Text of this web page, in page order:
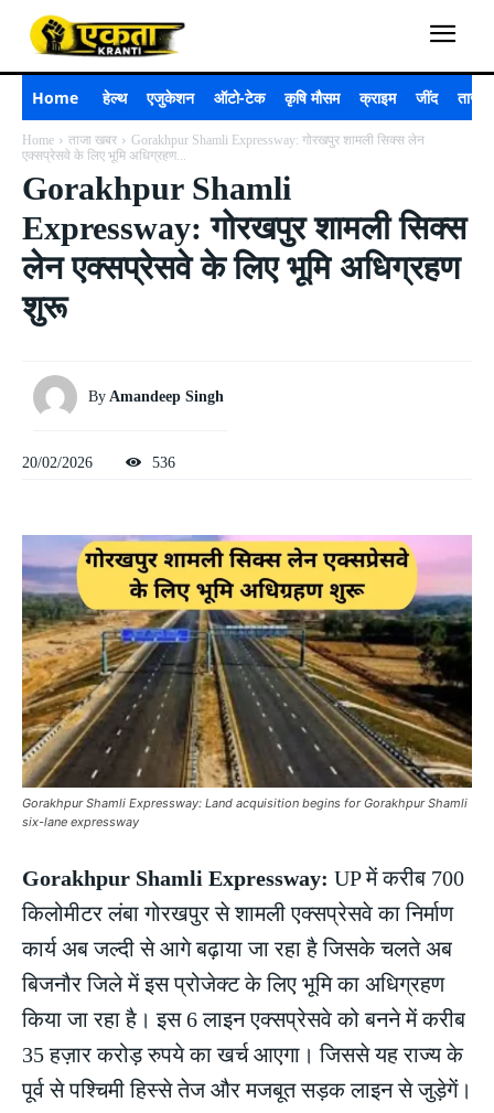
Home हेल्थ एजुकेशन ऑटो-टेक कृषि मौसम क्राइम जींद ताजा
Home ताजा खबर
Gorakhpur Shamli Expressway: गोरखपुर शामली सिक्स लेन
एक्सप्रेसवे के लिए भूमि अधिग्रहण...
Gorakhpur Shamli
Expressway: गोरखपुर शामली सिक्स
लेन एक्सप्रेसवे के लिए भूमि अधिग्रहण
शुरू
By Amandeep Singh
20/02/2026 536
Gorakhpur Shamli Expressway: Land acquisition begins for Gorakhpur Shamli
six-lane expressway
Gorakhpur Shamli Expressway: UP में करीब 700
किलोमीटर लंबा गोरखपुर से शामली एक्सप्रेसवे का निर्माण
कार्य अब जल्दी से आगे बढ़ाया जा रहा है जिसके चलते अब
बिजनौर जिले में इस प्रोजेक्ट के लिए भूमि का अधिग्रहण
किया जा रहा है। इस 6 लाइन एक्सप्रेसवे को बनने में करीब
35 हज़ार करोड़ रुपये का खर्च आएगा। जिससे यह राज्य के
पूर्व से पश्चिमी हिस्से तेज और मजबूत सड़क लाइन से जुड़ेगें।